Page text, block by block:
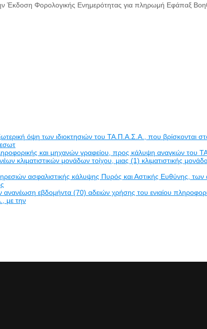
Έκδοση Φορολογικής Ενημερότητας για πληρωμή Εφάπαξ
όψη των ιδιοκτησιών του ΤΑ.Π.Α.Σ.Α., που βρίσκονται
και μηχανών γραφείου, προς κάλυψη αναγκών του
κλιματιστικών μονάδων τοίχου, μιας (1) κλιματιστικής
ασφαλιστικής κάλυψης Πυρός και Αστικής Ευθύνης,
εβδομήντα (70) αδειών χρήσης του ενιαίου
με την